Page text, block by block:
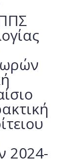
2024-